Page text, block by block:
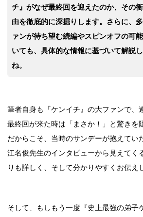
チ』がなぜ最終回を迎えたのか、その
由を徹底的に深掘りします。さらに、
ァンが待ち望む続編やスピンオフの可
いても、具体的な情報に基づいて解説
ね。
筆者自身も『ケンイチ』の大ファンで、
最終回が来た時は「まさか！」と驚きを
だからこそ、当時のサンデーが抱えてい
江名俊先生のインタビューから見えてく
りも詳しく、そして分かりやすくお伝え
そして、もしもう一度『史上最強の弟子